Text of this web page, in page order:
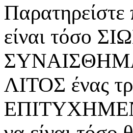
είναι τόσο
ΣΥΝΑΙΣΘΗΜΑ
ΛΙΤΟΣ ένας
ΕΠΙΤΥΧΗΜΕΝΗ